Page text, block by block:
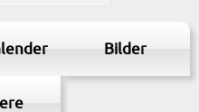
Bilder